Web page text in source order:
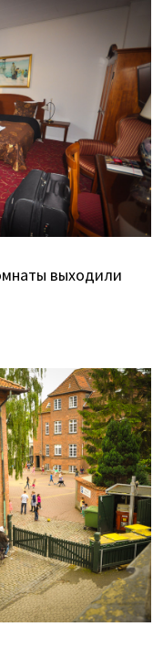
выходили